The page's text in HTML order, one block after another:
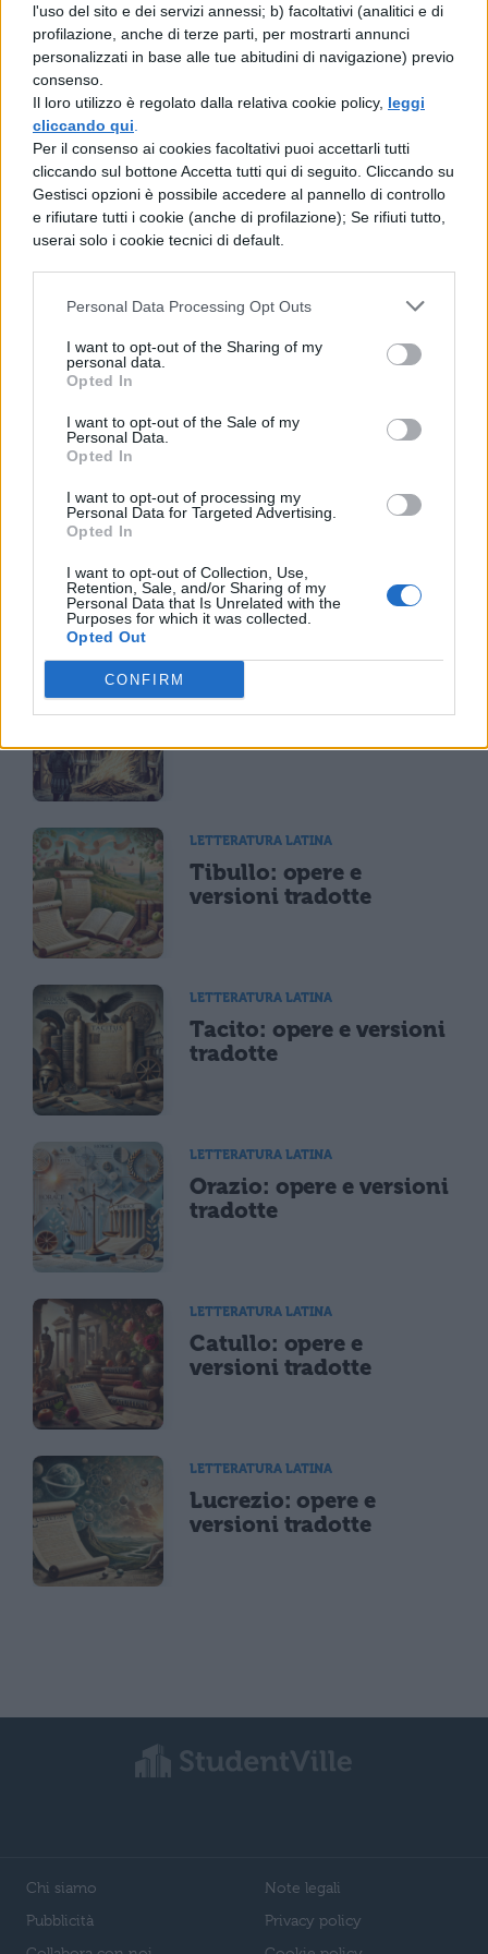
l'uso del sito e dei servizi annessi; b) facoltativi (analitici e di
profilazione, anche di terze parti, per mostrarti annunci
personalizzati in base alle tue abitudini di navigazione) previo
consenso.
Il loro utilizzo è regolato dalla relativa cookie policy, leggi
cliccando qui
Per il consenso ai cookies facoltativi puoi accettarli tutti
cliccando sul bottone Accetta tutti qui di seguito. Cliccando su
Gestisci opzioni è possibile accedere al pannello di controllo
e rifiutare tutti i cookie (anche di profilazione); Se rifiuti tutto,
userai solo i cookie tecnici di default.
Personal Data Processing Opt Outs
I want to opt-out of the Sharing of my
personal data.
Opted In
I want to opt-out of the Sale of my
Personal Data.
Opted In
I want to opt-out of processing my
Personal Data for Targeted Advertising.
Opted In
I want to opt-out of Collection, Use,
Retention, Sale, and/or Sharing of my
Personal Data that Is Unrelated with the
Purposes for which it was collected.
Opted Out
CONFIRM
ingannatrice rapidamente afferrò con avidi
denti. Allora finalmente lo stupore
ingannato del corvo gemette.
TI POTREBBE INTERESSARE
LETTERATURA LATINA
libro dell'Eneide
Riassunto e Analisi
LETTERATURA LATINA
Tibullo: opere e
versioni tradotte
LETTERATURA LATINA
Tacito: opere e versioni
tradotte
LETTERATURA LATINA
Orazio: opere e versioni
tradotte
LETTERATURA LATINA
Catullo: opere e
versioni tradotte
LETTERATURA LATINA
Lucrezio: opere e
versioni tradotte
Chi siamo
Pubblicità
Note legali
Privacy policy